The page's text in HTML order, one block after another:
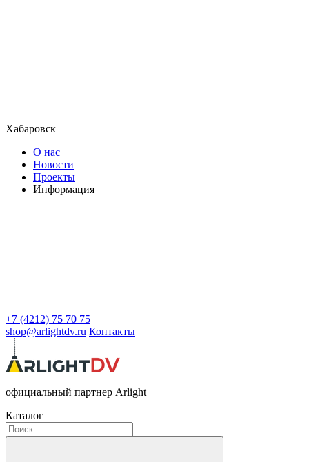
Хабаровск
О нас
Новости
Проекты
Информация
+7 (4212) 75 70 75
shop@arlightdv.ru Контакты
официальный партнер Arlight
Каталог